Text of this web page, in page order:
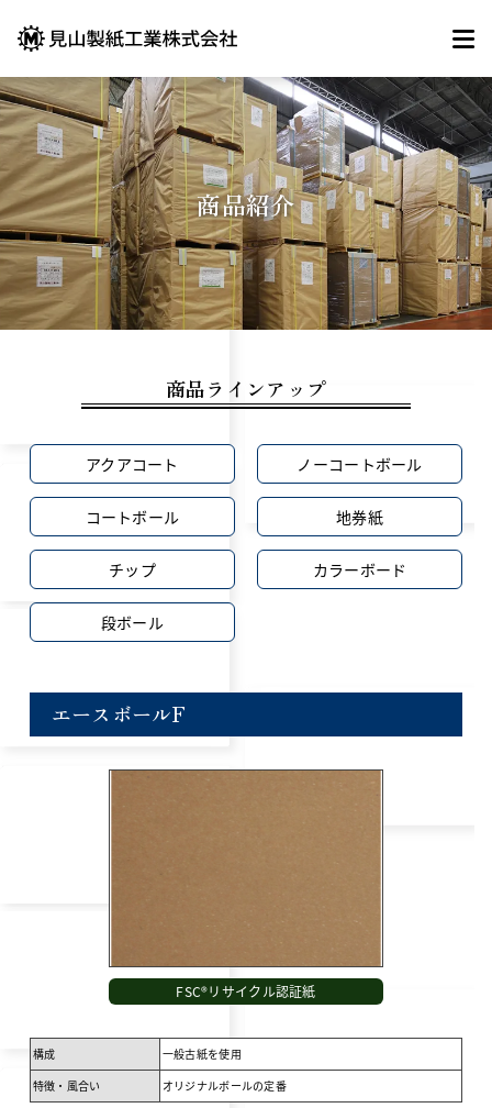
商品紹介
商品ラインアップ
アクアコート ノーコートボール
コートボール 地券紙
チップ カラーボード
段ボール
エースボールF
FSC®リサイクル認証紙
構成
一般古紙を使用
特徴・風合い
オリジナルボールの定番